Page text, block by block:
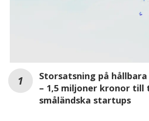
Storsatsning på
– 1,5 miljoner kronor till
småländska startups